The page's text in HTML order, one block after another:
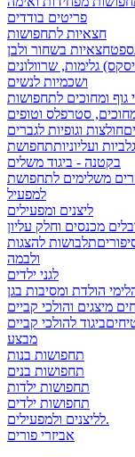
פריטים בודדים
חצאיות לתחפושות
חצאיות בשחור ולבן
גלימות, שרוולונים
ושכמיות לנשים
גוף ומחוכים לתחפושות
סטרפלס וטופים
חולצות וגופיות לגברים
ועליוניותתחפושת
בקטנה - ביגוד משלים
משלימים לתחפושת
למפעיל
ליצנים ומפעילים
מכנסים וחלק עליון
תלבושות להצגות
ולבמה
לגני ילדים
לימי הולדת ומסיבות בגן
מיצגים והולכי קביים
ביגוד להולכי קביים
מבצע
תחפושות בנות
תחפושות בנים
תחפושות ילדות
תחפושות ילדים
לליצנים ולמפעילים.
אביזרי פורים